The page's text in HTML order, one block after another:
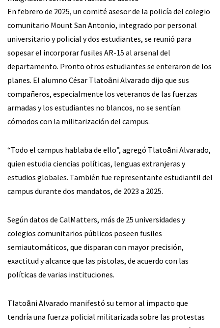
En febrero de 2025, un comité asesor de la policía del colegio
comunitario Mount San Antonio, integrado por personal
universitario y policial y dos estudiantes, se reunió para
sopesar el incorporar fusiles AR-15 al arsenal del
departamento. Pronto otros estudiantes se enteraron de los
planes. El alumno César Tlatoāni Alvarado dijo que sus
compañeros, especialmente los veteranos de las fuerzas
armadas y los estudiantes no blancos, no se sentían
cómodos con la militarización del campus.
“Todo el campus hablaba de ello”, agregó Tlatoāni Alvarado,
quien estudia ciencias políticas, lenguas extranjeras y
estudios globales. También fue representante estudiantil del
campus durante dos mandatos, de 2023 a 2025.
Según datos de CalMatters, más de 25 universidades y
colegios comunitarios públicos poseen fusiles
semiautomáticos, que disparan con mayor precisión,
exactitud y alcance que las pistolas, de acuerdo con las
políticas de varias instituciones.
Tlatoāni Alvarado manifestó su temor al impacto que
tendría una fuerza policial militarizada sobre las protestas